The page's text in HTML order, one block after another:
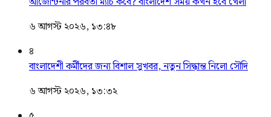
৬ আগস্ট ২০২৬, ১৩:৪৮
৪
বাংলাদেশী কর্মীদের জন্য বিশাল সুখবর, নতুন সিদ্ধান্ত নিলো সৌদি
৬ আগস্ট ২০২৬, ১৩:৩২